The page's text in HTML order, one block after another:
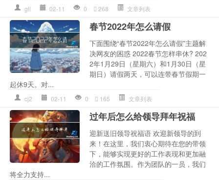
gll 02-11 0 268 文章列表
春节2022年怎么请假
下面围绕“春节2022年怎么请假”主题解
决网友的困惑 2022春节怎样串休? 202
2年1月29日（星期六）和1月30日（星
期日）请假两天，可以连带春节假期一
起休9天。对...
cj2 02-11 0 165 文章列表
过年后怎么给领导拜年祝福
迎新送旧领导祝福语 欢迎新领导的到
来！在这里，我们衷心期待在您的带领
下，能够实现更好的工作表现和更加融
洽的工作氛围。作为团队的一员，我们
将全力支持...